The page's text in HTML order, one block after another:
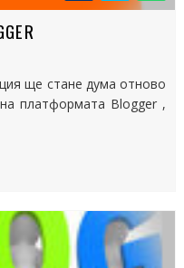
ще стане дума отново
платформата Blogger ,